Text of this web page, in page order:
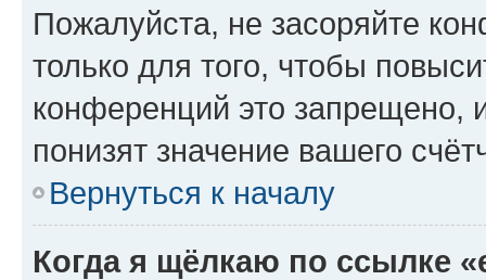
Пожалуйста, не засоряйте
только для того, чтобы
конференций это запрещено,
понизят значение вашего
Вернуться к началу
Когда я щёлкаю по ссылке